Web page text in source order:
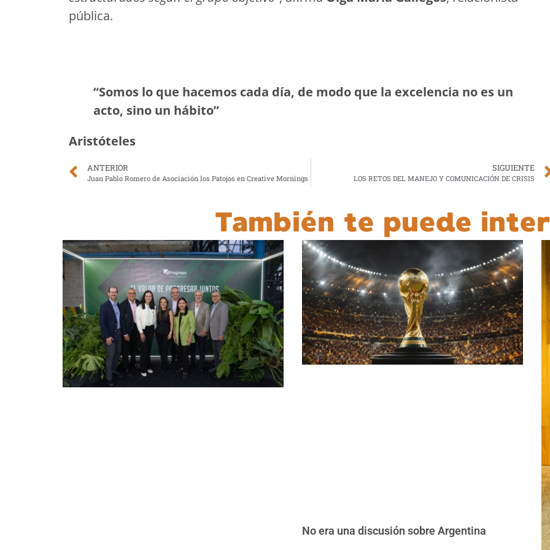
pública.
“Somos lo que hacemos cada día, de modo que la excelencia no es un
acto, sino un hábito”
Aristóteles
ANTERIOR
Juan Pablo Romero de Asociación los Patojos en Creative Mornings
SIGUIENTE
LOS RETOS DEL MANEJO Y COMUNICACIÓN DE CRISIS
También te puede
No era una discusión sobre Argentina